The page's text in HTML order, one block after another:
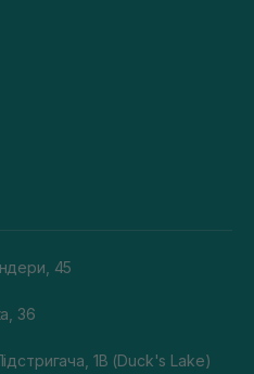
45
36
1В (Duck's Lake)